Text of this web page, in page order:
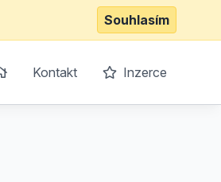
Souhlasím
Kontakt Inzerce